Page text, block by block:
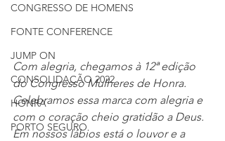
CONGRESSO DE HOMENS
FONTE CONFERENCE
JUMP ON
CONSOLIDAÇÃO 2022
HONRA
PORTO SEGURO
Com alegria, chegamos à 12ª edição
do Congresso Mulheres de Honra.
Celebramos essa marca com alegria e
com o coração cheio gratidão a Deus.
Em nossos lábios está o louvor e a